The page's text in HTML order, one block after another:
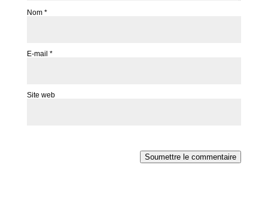
Nom *
E-mail *
Site web
Soumettre le commentaire